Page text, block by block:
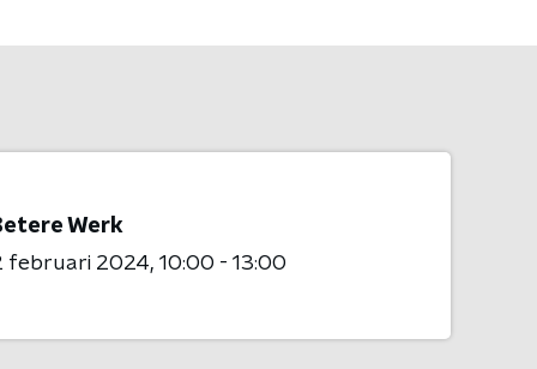
Werk
februari 2024 10:00 - 13:00